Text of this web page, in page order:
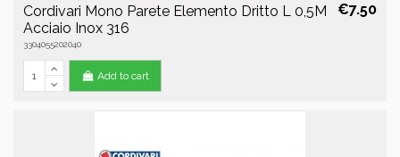
Cordivari Mono Parete Elemento Dritto L 0,5M
Acciaio Inox 316
3304055202040
€7.50
Add to cart